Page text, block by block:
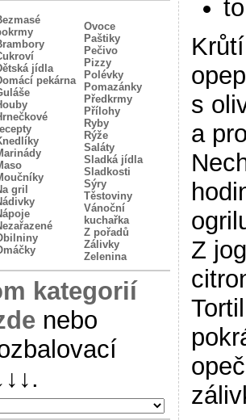
jídla
pekárna
gril
Ovoce
Paštiky
Pečivo
Pizzy
Polévky
Pomazánky
Předkrmy
Přílohy
Ryby
Rýže
Saláty
Sladká jídla
Sladkosti
Sýry
Těstoviny
Vánoční
kuchařka
Z pořadů
Zálivky
Zelenina
kategorií
nebo
.
s
a
Z